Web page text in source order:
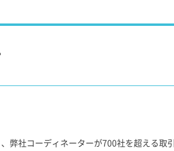
弊社コーディネーターが700社を超える取